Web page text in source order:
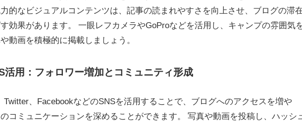
的なビジュアルコンテンツは、記事の読まれやすさを向上させ、ブログの滞
効果があります。 一眼レフカメラやGoProなどを活用し、キャンプの雰囲気
動画を積極的に掲載しましょう。
活用：フォロワー増加とコミュニティ形成
Twitter、FacebookなどのSNSを活用することで、ブログへのアクセスを増や
コミュニケーションを深めることができます。 写真や動画を投稿し、ハッシ